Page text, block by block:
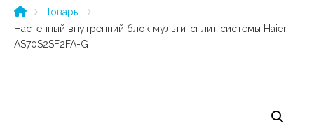
Товары
Настенный внутренний блок мульти-сплит системы Haier
AS70S2SF2FA-G